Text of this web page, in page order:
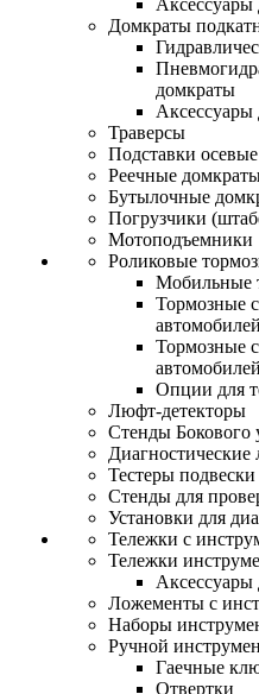
Аксессуары
Домкраты
домкраты
Аксессуары
Траверсы
Подставки осевые
Реечные
Бутылочные
Погрузчики
Мотоподъемники
Роликовые
Мобильные
Тормозные
Тормозные
автомобилей
Опции для
Люфт-детекторы
Стенды Бокового
Диагностические
Тестеры подвески
Стенды для
Установки для
Тележки с
Тележки
Аксессуары
Ложементы с
Наборы
Ручной
Гаечные
Отвертки